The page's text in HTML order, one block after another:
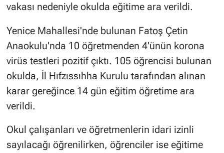
vakası nedeniyle okulda eğitime ara verildi.
Yenice Mahallesi'nde bulunan Fatoş Çetin
Anaokulu'nda 10 öğretmenden 4'ünün korona
virüs testleri pozitif çıktı. 105 öğrencisi bulunan
okulda, İl Hıfzıssıhha Kurulu tarafından alınan
karar gereğince 14 gün eğitim öğretime ara
verildi.
Okul çalışanları ve öğretmenlerin idari izinli
sayılacağı öğrenilirken, öğrenciler ise eğitime